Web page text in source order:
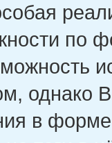
по
однако
в форме